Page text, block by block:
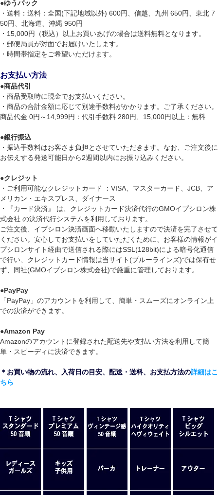
●ゆうパック
・送料：送料：全国(下記地域以外) 600円、信越、九州 650円、東北 7
50円、北海道、沖縄 950円
・15,000円（税込）以上お買いあげの場合は送料無料となります。
・郵便局員が対面でお届けいたします。
・時間帯指定をご希望いただけます。
お支払い方法
●商品代引
・商品受取時に現金でお支払いください。
・商品の合計金額に応じて別途手数料がかかります。ご了承ください。
商品代金 0円～14,999円：代引手数料 280円、15,000円以上：無料
●銀行振込
・振込手数料はお客さま負担とさせていただきます。なお、ご注文後に
お伝えする発送可能日から2週間以内にお振り込みください。
●クレジット
・ご利用可能なクレジットカード ：VISA、マスターカード、JCB、ア
メリカン・エキスプレス、ダイナース
・『カード決済』 は、クレジットカード決済代行のGMOイプシロン株
式会社 の決済代行システムを利用しております。
ご注文後、イプシロン決済画面へ移動いたしますので決済を完了させて
ください。安心してお支払いをしていただくために、お客様の情報がイ
プシロンサイト経由で送信される際にはSSL(128bit)による暗号化通信
で行い、クレジットカード情報は当サイト(ブルーラインズ)では保有せ
ず、同社(GMOイプシロン株式会社)で厳重に管理しております。
●PayPay
「PayPay」のアカウントを利用して、簡単・スムーズにオンライン上
での決済ができます。
●Amazon Pay
Amazonのアカウントに登録された配送先や支払い方法を利用して簡
単・スピーディに決済できます。
＊お買い物の流れ、入荷日の目安、配送・送料、お支払方法の詳細はこ
ちら